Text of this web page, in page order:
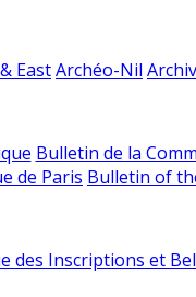
EastArchéo-Nil
Bulletin de la
de Paris Bulletin of
des Inscriptions et